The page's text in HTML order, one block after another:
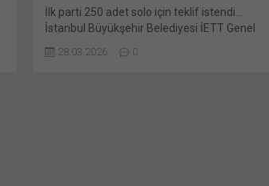
İlk parti 250 adet solo için teklif istendi…
İstanbul Büyükşehir Belediyesi İETT Genel
adet otobüs alımı planlanıyor. DETAY
28.03.2026 0